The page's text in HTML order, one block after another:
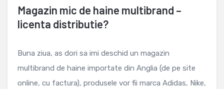
Magazin mic de haine multibrand –
licenta distributie?
Buna ziua, as dori sa imi deschid un magazin
multibrand de haine importate din Anglia (de pe site
online, cu factura), produsele vor fii marca Adidas, Nike,